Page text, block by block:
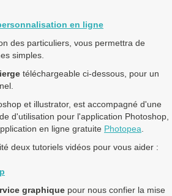
en ligne
des particuliers, vous permettra de
simples.
téléchargeable ci-dessous, pour un
et illustrator, est accompagné d'une
d'utilisation pour l'application Photoshop,
en ligne gratuite Photopea
deux tutoriels vidéos pour vous aider :
graphique pour nous confier la mise